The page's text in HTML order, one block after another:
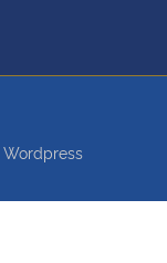
Wordpress